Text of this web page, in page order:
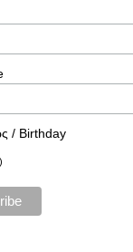
/ Birthday